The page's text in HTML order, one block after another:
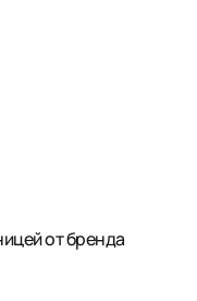
от бренда